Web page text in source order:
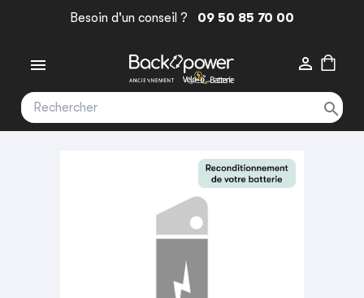
Besoin d'un conseil ? 09 50 85 70 00
 
